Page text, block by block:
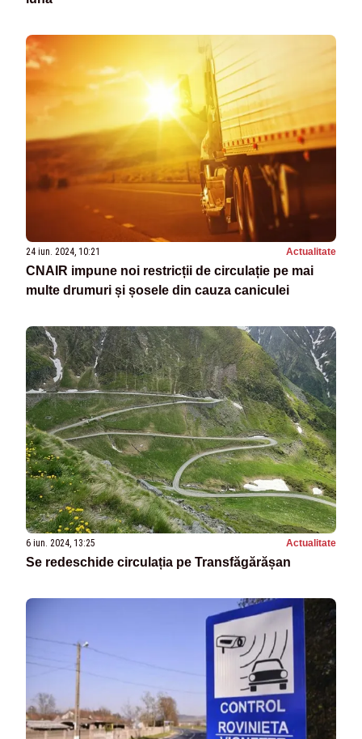
24 iun. 2024, 10:21 Actualitate
CNAIR impune noi restricții de circulație pe mai
multe drumuri și șosele din cauza caniculei
6 iun. 2024, 13:25 Actualitate
Se redeschide circulația pe Transfăgărășan